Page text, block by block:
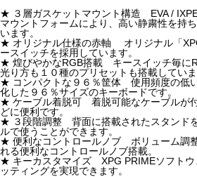
★ ３層ガスケットマウント構造 EVA /
マウントフォームにより、高い静粛性を持
います。
★ オリジナル仕様の赤軸 オリジナル「
ースイッチを採用しています。
★ 煌びやかなRGB搭載 キースイッチ毎に
光り方も１０種のプリセットも搭載していま
★ コンパクトな９６％筐体 使用頻度の低
化した９６％サイズのキーボードです。
★ ケーブル着脱可 着脱可能なケーブルが
どに便利です。
★ ３段階調整 背面に搭載されたスタンド
ルで使うことができます。
★ 便利なコントロールノブ ボリューム調
れる便利なコントロールノブ搭載。
★ キーカスタマイズ XPG PRIMEソフトウ
ッティングを実現できます。